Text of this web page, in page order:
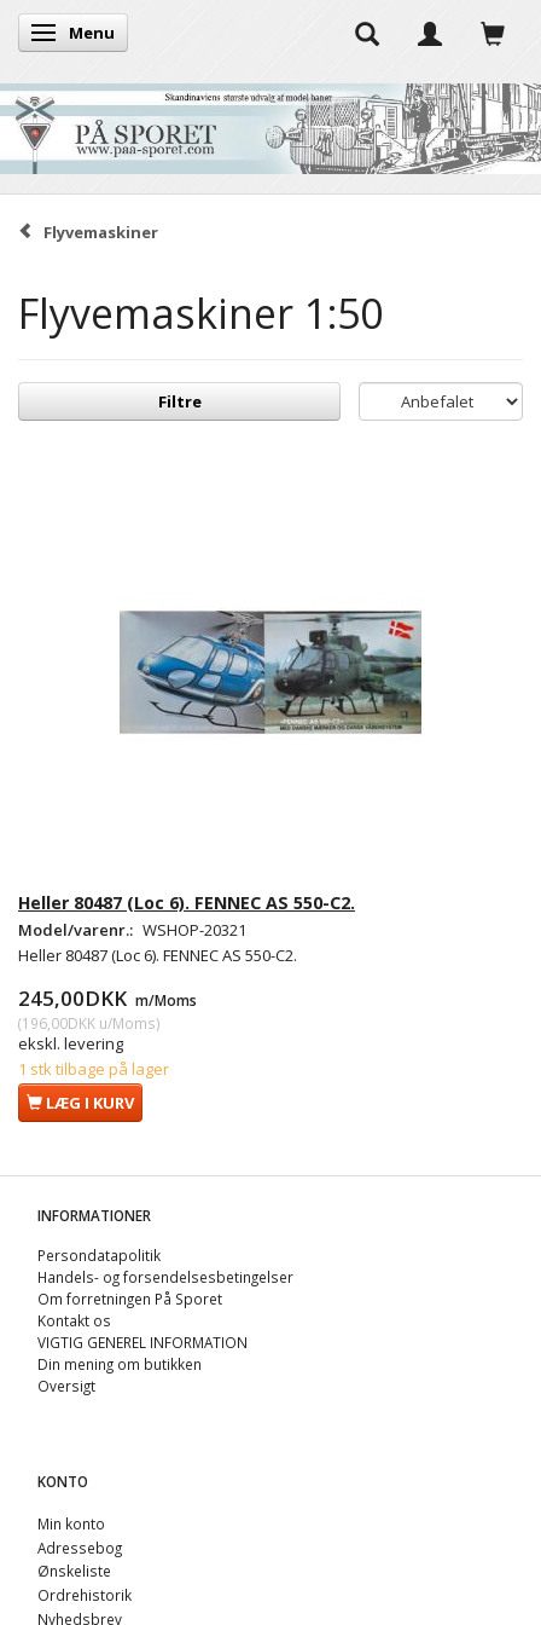
Skifte navigation
Menu
Flyvemaskiner
Flyvemaskiner 1:50
Filtre
Heller 80487 (Loc 6). FENNEC AS 550-C2.
Model/varenr.: WSHOP-20321
Heller 80487 (Loc 6). FENNEC AS 550-C2.
245,00DKK m/Moms
(196,00DKK u/Moms)
ekskl. levering
1 stk tilbage på lager
LÆG I KURV
INFORMATIONER
Persondatapolitik
Handels- og forsendelsesbetingelser
Om forretningen På Sporet
Kontakt os
VIGTIG GENEREL INFORMATION
Din mening om butikken
Oversigt
KONTO
Min konto
Adressebog
Ønskeliste
Ordrehistorik
Nyhedsbrev